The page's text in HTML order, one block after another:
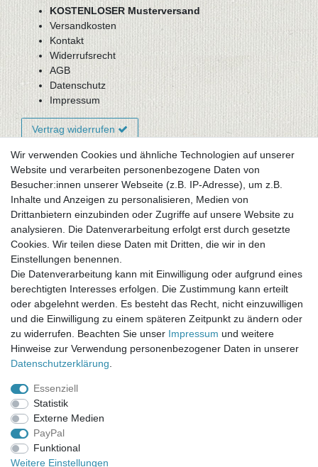
KOSTENLOSER Musterversand
Versandkosten
Kontakt
Widerrufsrecht
AGB
Datenschutz
Impressum
Vertrag widerrufen
Newsletter-Anmeldung
FAQ / Fragen
Mein Warenkorb
Mein Merkzettel
Mein Konto
UNSER LADENGESCHÄFT
Gottlieb-Daimler-Str. 10
33334 Gütersloh
ÖFFNUNGSZEITEN
Montag - Dienstag: 8.00 - 18.00 Uhr, Mittwoch Ruhetag,
Donnerstag: 8.00 - 18.00 Uhr, Freitag 8.00 - 14.00 Uhr
KUNDENSERVICE
Telefon: (05241) 403 22 38
E-Mail: info@stoffamstueck.de
Wir verwenden Cookies und ähnliche Technologien auf unserer
Website und verarbeiten personenbezogene Daten von
Besucher:innen unserer Webseite (z.B. IP-Adresse), um z.B.
Inhalte und Anzeigen zu personalisieren, Medien von
Drittanbietern einzubinden oder Zugriffe auf unsere Website zu
analysieren. Die Datenverarbeitung erfolgt erst durch gesetzte
Cookies. Wir teilen diese Daten mit Dritten, die wir in den
Einstellungen benennen.
Die Datenverarbeitung kann mit Einwilligung oder aufgrund eines
berechtigten Interesses erfolgen. Die Zustimmung kann erteilt
oder abgelehnt werden. Es besteht das Recht, nicht einzuwilligen
und die Einwilligung zu einem späteren Zeitpunkt zu ändern oder
zu widerrufen. Beachten Sie unser Impressum und weitere
Hinweise zur Verwendung personenbezogener Daten in unserer
Daten­schutz­erklärung
Essenziell
Statistik
Externe Medien
PayPal
Funktional
Weitere Einstellungen